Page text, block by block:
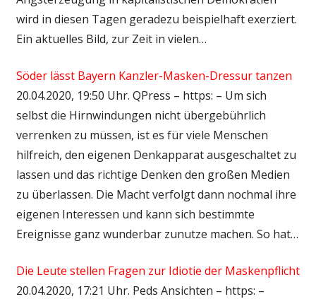
wird in diesen Tagen geradezu beispielhaft exerziert.
Ein aktuelles Bild, zur Zeit in vielen…
Söder lässt Bayern Kanzler-Masken-Dressur tanzen
20.04.2020, 19:50 Uhr. QPress – https: – Um sich
selbst die Hirnwindungen nicht übergebührlich
verrenken zu müssen, ist es für viele Menschen
hilfreich, den eigenen Denkapparat ausgeschaltet zu
lassen und das richtige Denken den großen Medien
zu überlassen. Die Macht verfolgt dann nochmal ihre
eigenen Interessen und kann sich bestimmte
Ereignisse ganz wunderbar zunutze machen. So hat…
Die Leute stellen Fragen zur Idiotie der Maskenpflicht
20.04.2020, 17:21 Uhr. Peds Ansichten – https: –